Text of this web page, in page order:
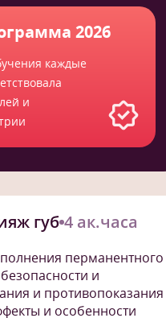
2026
каждые
и
губ 4 ак.часа
перманентного
и
и противопоказания
и особенности